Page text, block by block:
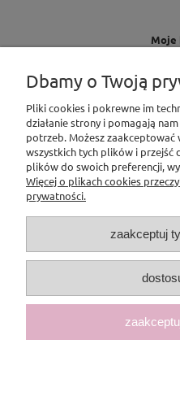
Moje
O
Dbamy o Twoją
Pliki cookies i pokrewne im
działanie strony i pomagają
potrzeb. Możesz zaakceptować
wszystkich tych plików i przejść
plików do swoich preferencji,
Więcej o plikach cookies
prywatności.
zaakceptuj